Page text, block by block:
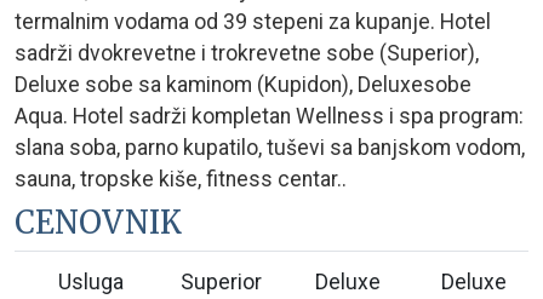
termalnim vodama od 39 stepeni za kupanje. Hotel
sadrži dvokrevetne i trokrevetne sobe (Superior),
Deluxe sobe sa kaminom (Kupidon), Deluxesobe
Aqua. Hotel sadrži kompletan Wellness i spa program:
slana soba, parno kupatilo, tuševi sa banjskom vodom,
sauna, tropske kiše, fitness centar..
CENOVNIK
Usluga
Superior
Deluxe
Deluxe